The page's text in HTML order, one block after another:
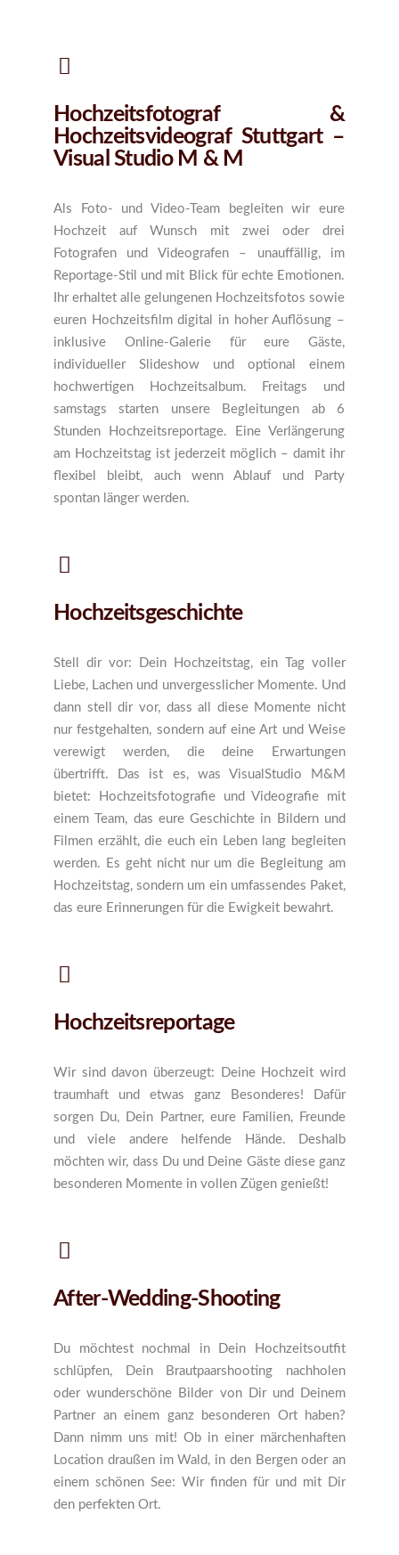
Hochzeitsfotograf &
Hochzeitsvideograf Stuttgart –
Visual Studio M & M
Als Foto- und Video-Team begleiten wir eure
Hochzeit auf Wunsch mit zwei oder drei
Fotografen und Videografen – unauffällig, im
Reportage-Stil und mit Blick für echte Emotionen.
Ihr erhaltet alle gelungenen Hochzeitsfotos sowie
euren Hochzeitsfilm digital in hoher Auflösung –
inklusive Online-Galerie für eure Gäste,
individueller Slideshow und optional einem
hochwertigen Hochzeitsalbum. Freitags und
samstags starten unsere Begleitungen ab 6
Stunden Hochzeitsreportage. Eine Verlängerung
am Hochzeitstag ist jederzeit möglich – damit ihr
flexibel bleibt, auch wenn Ablauf und Party
spontan länger werden.
Hochzeitsgeschichte
Stell dir vor: Dein Hochzeitstag, ein Tag voller
Liebe, Lachen und unvergesslicher Momente. Und
dann stell dir vor, dass all diese Momente nicht
nur festgehalten, sondern auf eine Art und Weise
verewigt werden, die deine Erwartungen
übertrifft. Das ist es, was VisualStudio M&M
bietet: Hochzeitsfotografie und Videografie mit
einem Team, das eure Geschichte in Bildern und
Filmen erzählt, die euch ein Leben lang begleiten
werden. Es geht nicht nur um die Begleitung am
Hochzeitstag, sondern um ein umfassendes Paket,
das eure Erinnerungen für die Ewigkeit bewahrt.
Hochzeitsreportage
Wir sind davon überzeugt: Deine Hochzeit wird
traumhaft und etwas ganz Besonderes! Dafür
sorgen Du, Dein Partner, eure Familien, Freunde
und viele andere helfende Hände. Deshalb
möchten wir, dass Du und Deine Gäste diese ganz
besonderen Momente in vollen Zügen genießt!
After-Wedding-Shooting
Du möchtest nochmal in Dein Hochzeitsoutfit
schlüpfen, Dein Brautpaarshooting nachholen
oder wunderschöne Bilder von Dir und Deinem
Partner an einem ganz besonderen Ort haben?
Dann nimm uns mit! Ob in einer märchenhaften
Location draußen im Wald, in den Bergen oder an
einem schönen See: Wir finden für und mit Dir
den perfekten Ort.